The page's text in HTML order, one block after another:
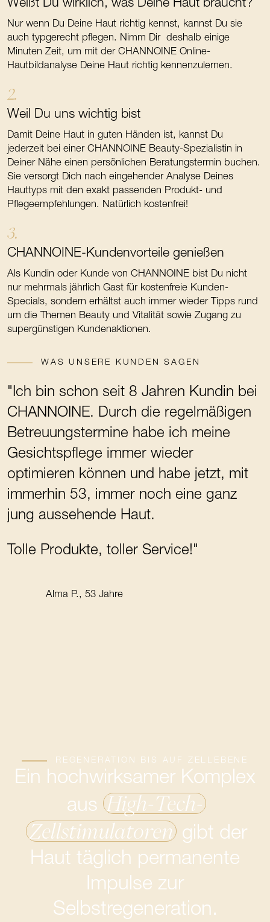
REGENERATION BIS AUF ZELLEBENE
Ein hochwirksamer Komplex
aus High-Tech-
Zellstimulatoren gibt der
Haut täglich permanente
Impulse zur
Selbstregeneration.
Weißt Du wirklich, was Deine Haut braucht?
Nur wenn Du Deine Haut richtig kennst, kannst Du sie
auch typgerecht pflegen. Nimm Dir deshalb einige
Minuten Zeit, um mit der CHANNOINE Online-
Hautbildanalyse Deine Haut richtig kennenzulernen.
2.
Weil Du uns wichtig bist
Damit Deine Haut in guten Händen ist, kannst Du
jederzeit bei einer CHANNOINE Beauty-Spezialistin in
Deiner Nähe einen persönlichen Beratungstermin buchen.
Sie versorgt Dich nach eingehender Analyse Deines
Hauttyps mit den exakt passenden Produkt- und
Pflegeempfehlungen. Natürlich kostenfrei!
3.
CHANNOINE-Kundenvorteile genießen
Als Kundin oder Kunde von CHANNOINE bist Du nicht
nur mehrmals jährlich Gast für kostenfreie Kunden-
Specials, sondern erhältst auch immer wieder Tipps rund
um die Themen Beauty und Vitalität sowie Zugang zu
supergünstigen Kundenaktionen.
WAS UNSERE KUNDEN SAGEN
"Ich bin schon seit 8 Jahren Kundin bei
CHANNOINE. Durch die regelmäßigen
Betreuungstermine habe ich meine
Gesichtspflege immer wieder
optimieren können und habe jetzt, mit
immerhin 53, immer noch eine ganz
jung aussehende Haut.
Tolle Produkte, toller Service!"
Alma P., 53 Jahre